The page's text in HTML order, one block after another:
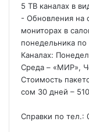
5 ТВ каналах в
- Обновления на
мониторах в
понедельника
Каналах:
Среда – «МИР»,
Стоимость
сом 30 дней –
Справки по тел.: